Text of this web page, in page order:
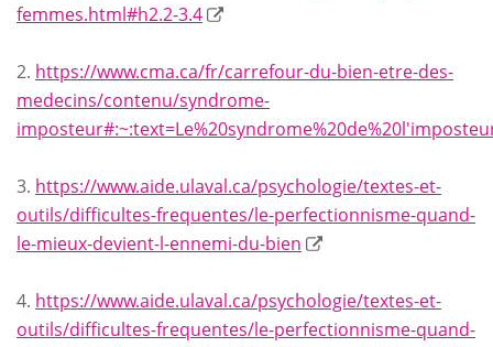
femmes.html#h2.2-3.4
2. https://www.cma.ca/fr/carrefour-du-bien-etre-des-
medecins/contenu/syndrome-
3. https://www.aide.ulaval.ca/psychologie/textes-et-
outils/difficultes-frequentes/le-perfectionnisme-quand-
le-mieux-devient-l-ennemi-du-bien
4. https://www.aide.ulaval.ca/psychologie/textes-et-
outils/difficultes-frequentes/le-perfectionnisme-quand-